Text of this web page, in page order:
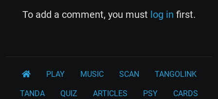
To add a comment, you must log in first.
PLAY MUSIC SCAN TANGOLINK
TANDA QUIZ ARTICLES PSY CARDS